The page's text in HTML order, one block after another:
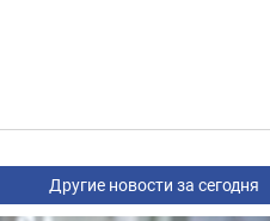
Другие новости за сегодня